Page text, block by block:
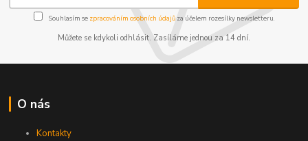
Souhlasím se zpracováním osobních údajůza účelem rozesílky newsletteru.
Můžete se kdykoli odhlásit. Zasíláme jednou za 14 dní.
O nás
Kontakty